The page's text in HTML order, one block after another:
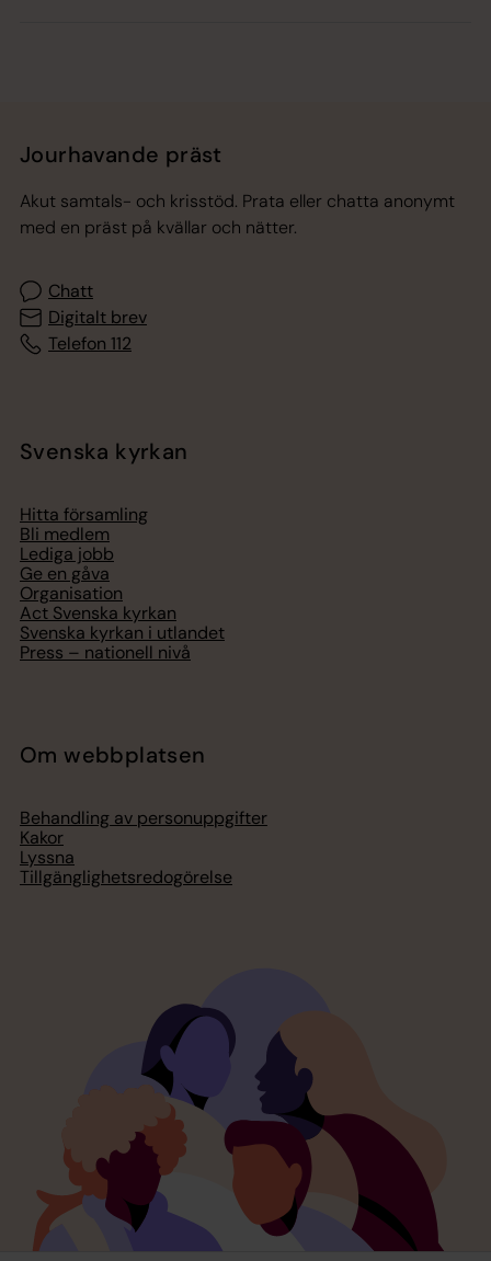
Jourhavande präst
Akut samtals- och krisstöd. Prata eller chatta anonymt
med en präst på kvällar och nätter.
Chatt
Digitalt brev
Telefon 112
Svenska kyrkan
Hitta församling
Bli medlem
Lediga jobb
Ge en gåva
Organisation
Act Svenska kyrkan
Svenska kyrkan i utlandet
Press – nationell nivå
Om webbplatsen
Behandling av personuppgifter
Kakor
Lyssna
Tillgänglighetsredogörelse